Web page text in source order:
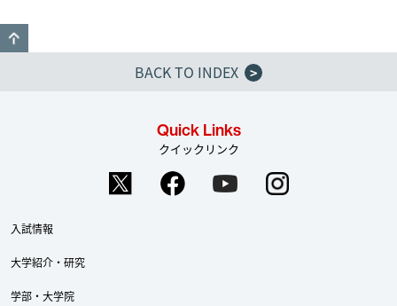
BACK TO INDEX
>
Quick Links
クイックリンク
入試情報
大学紹介・研究
学部・大学院